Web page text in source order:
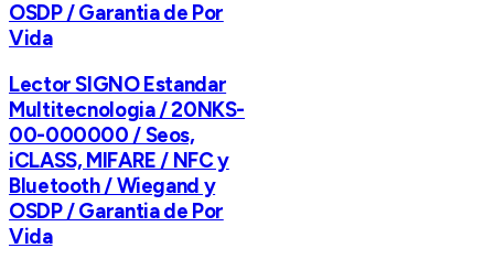
OSDP / Garantia de Por
Vida
Lector SIGNO Estandar
Multitecnologia / 20NKS-
00-000000 / Seos,
iCLASS, MIFARE / NFC y
Bluetooth / Wiegand y
OSDP / Garantia de Por
Vida